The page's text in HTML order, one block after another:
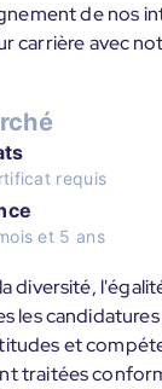
de nos
carrière avec
requis
et 5 ans
diversité,
les
et
traitées